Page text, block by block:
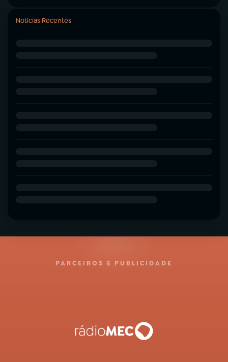
Notícias Recentes
PARCEIROS E PUBLICIDADE